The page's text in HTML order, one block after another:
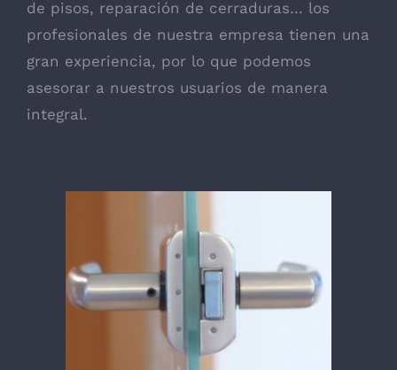
de pisos, reparación de cerraduras… los
profesionales de nuestra empresa tienen una
gran experiencia, por lo que podemos
asesorar a nuestros usuarios de manera
integral.